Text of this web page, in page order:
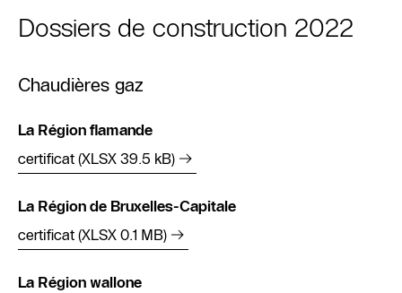
Dossiers de construction 2022
Chaudières gaz
La Région flamande
certificat (XLSX 39.5 kB)
La Région de Bruxelles-Capitale
certificat (XLSX 0.1 MB)
La Région wallone